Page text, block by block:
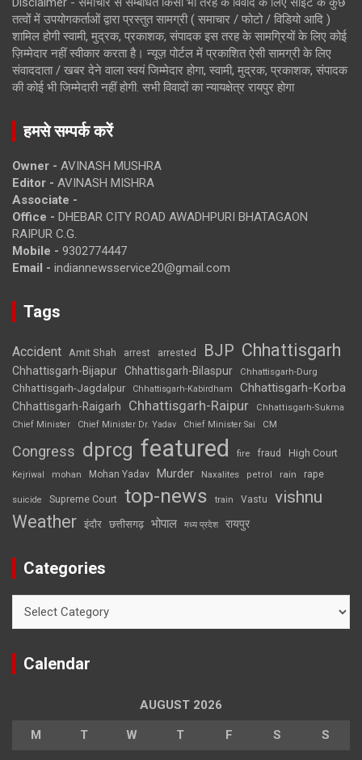
तत्वों में उपयोगकर्ताओं द्वारा प्रस्तुत सामग्री ( समाचार / फोटो / विडियो आदि )
शामिल होगी स्वामी, मुद्रक, प्रकाशक, संपादक इस तरह के सामग्रियों के लिए कोई
ज़िम्मेदार नहीं स्वीकार करता है। न्यूज़ पोर्टल में प्रकाशित ऐसी सामग्री के लिए
संवाददाता / खबर देने वाला स्वयं जिम्मेदार होगा, स्वामी, मुद्रक, प्रकाशक, संपादक
की कोई भी जिम्मेदारी नहीं होगी. सभी विवादों का न्यायक्षेत्र रायपुर होगा
हमसे सम्पर्क करें
Owner - AVINASH MUSHRA
Editor - AVINASH MISHRA
Associate -
Office - DHEBAR CITY ROAD AWADHPURI BHATAGAON
RAIPUR C.G.
Mobile - 9302774447
Email - indiannewsservice20@gmail.com
Tags
Accident Amit Shah arrest arrested BJP Chhattisgarh
Chhattisgarh-Bijapur Chhattisgarh-Bilaspur Chhattisgarh-Durg
Chhattisgarh-Jagdalpur Chhattisgarh-Kabirdham Chhattisgarh-Korba
Chhattisgarh-Raigarh Chhattisgarh-Raipur
Chhattisgarh-Sukma
Chief Minister
Chief Minister Dr. Yadav Chief Minister Sai CM
Congress dprcg featured fire fraud High Court
Kejriwal mohan Mohan Yadav Murder Naxalites petrol rain rape
suicide Supreme Court top-news train Vastu vishnu
Weather इंदौर छत्तीसगढ़ भोपाल मध्य प्रदेश रायपुर
Categories
Calendar
AUGUST 2026
M T W T F S S